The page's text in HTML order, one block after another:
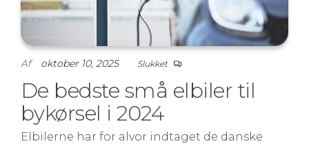
Af oktober 10, 2025 Slukket
De bedste små elbiler til
bykørsel i 2024
Elbilerne har for alvor indtaget de danske